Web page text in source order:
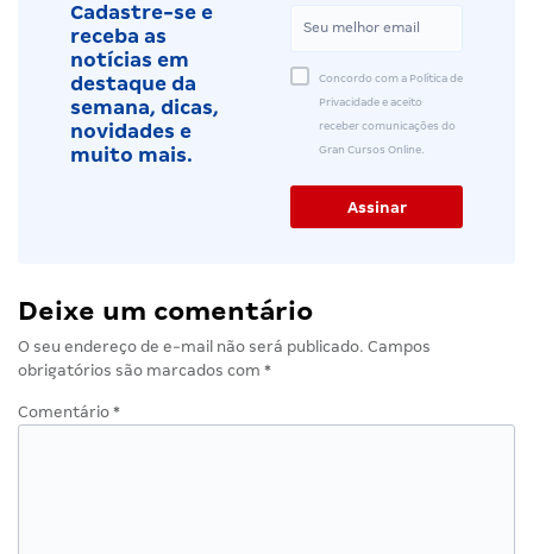
Cadastre-se e
receba as
notícias em
destaque da
semana, dicas,
novidades e
muito mais.
Concordo com a Política de
Privacidade e aceito
receber comunicações do
Gran Cursos Online.
Deixe um comentário
O seu endereço de e-mail não será publicado. Campos
obrigatórios são marcados com *
Comentário *